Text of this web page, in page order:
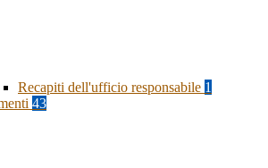
Recapiti dell'ufficio responsabile 1
43